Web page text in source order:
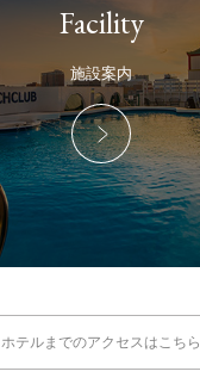
Facility
施設案内
ホテルまでのアクセスはこちら